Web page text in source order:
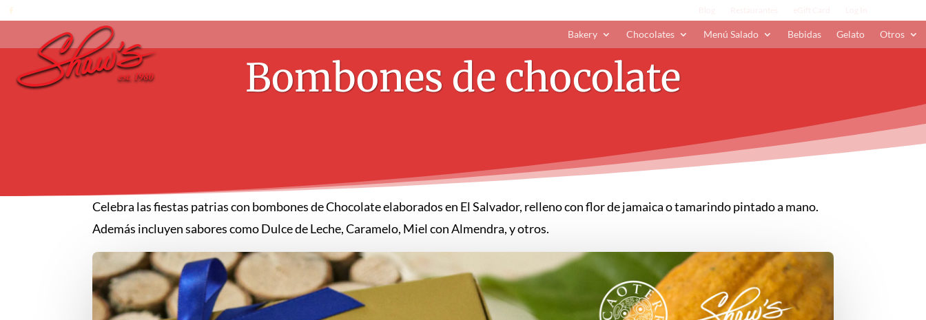
Bakery Chocolates Menú Salado Bebidas Gelato Otros
Bombones de chocolate
Celebra las fiestas patrias con bombones de Chocolate elaborados en El Salvador, relleno con flor de jamaica o tamarindo pintado a mano.
Además incluyen sabores como Dulce de Leche, Caramelo, Miel con Almendra, y otros.